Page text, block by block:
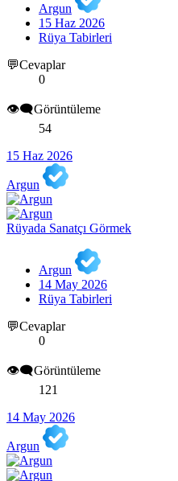
Argun
15 Haz 2026
Rüya Tabirleri
💬Cevaplar
0
👁️‍🗨️Görüntüleme
54
15 Haz 2026
Argun
Rüyada Sanatçı Görmek
Argun
14 May 2026
Rüya Tabirleri
💬Cevaplar
0
👁️‍🗨️Görüntüleme
121
14 May 2026
Argun